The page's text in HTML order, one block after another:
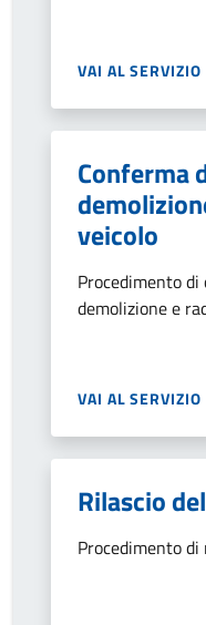
VAI AL SERVIZIO
Conferma
veicolo
Procedimento
demolizione e
VAI AL SERVIZIO
Rilascio
Procedimento